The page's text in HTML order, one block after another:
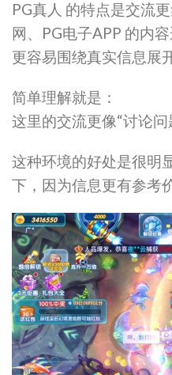
PG真人 的特点是交流
网、PG电子APP 的内
更容易围绕真实信息展
简单理解就是：
这里的交流更像“讨论问
这种环境的好处是很明
下，因为信息更有参考